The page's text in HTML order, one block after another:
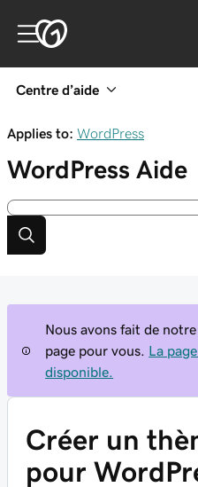
Centre d’aide
Applies to: WordPress
WordPress Aide
Nous avons fait de
page pour vous.
La
disponible.
Créer un
pour